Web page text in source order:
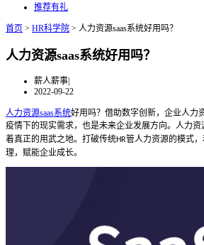
推荐有礼
首页 > HR科学院 > 人力资源saas系统好用吗？
人力资源saas系统好用吗？
薪人薪事|
2022-09-22
人力资源saas系统好用吗？借助数字创新，企业人力
疫情下的现实需求，也是未来企业发展方向。人力资
着真正的用武之地。打破传统HR管人力资源的模式
理，赋能企业成长。